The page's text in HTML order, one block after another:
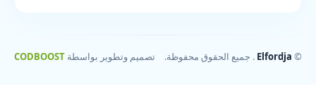
©
Elfordja . جميع الحقوق محفوظة. تصميم وتطوير بواسطة CODBOOST